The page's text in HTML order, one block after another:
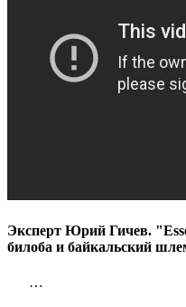
Эксперт Юрий Гичев.
билоба и байкальский
…